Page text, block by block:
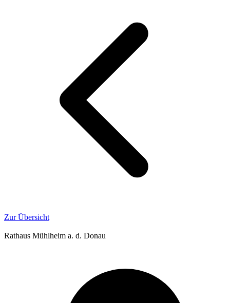
Zur Übersicht
Rathaus Mühlheim a. d. Donau